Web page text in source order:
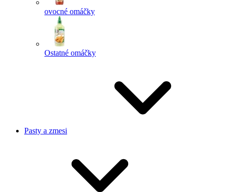
ovocné omáčky
Ostatné omáčky
Pasty a zmesi